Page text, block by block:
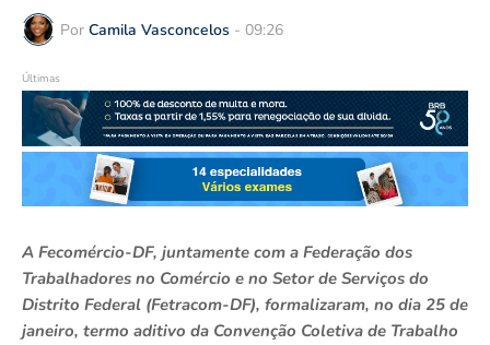
Por Camila Vasconcelos - 09:26
Últimas
A Fecomércio-DF, juntamente com a Federação dos
Trabalhadores no Comércio e no Setor de Serviços do
Distrito Federal (Fetracom-DF), formalizaram, no dia 25 de
janeiro, termo aditivo da Convenção Coletiva de Trabalho